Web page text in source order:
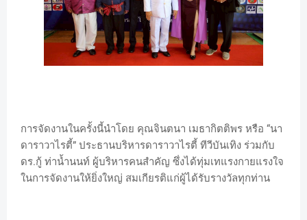
การจัดงานในครั้งนี้นำโดย คุณจินตนา เมธากิตติพร หรือ “นา
ดาราวาไรตี้” ประธานบริหารดาราวาไรตี้ ทีวีบันเทิง ร่วมกับ
ดร.กู้ ท่าน้ำนนท์ ผู้บริหารคนสำคัญ ซึ่งได้ทุ่มเทแรงกายแรงใจ
ในการจัดงานให้ยิ่งใหญ่ สมเกียรติแก่ผู้ได้รับรางวัลทุกท่าน